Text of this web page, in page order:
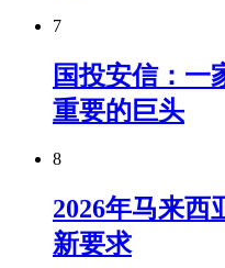
7
国投安信：一
重要的巨头
8
2026年马来西
新要求